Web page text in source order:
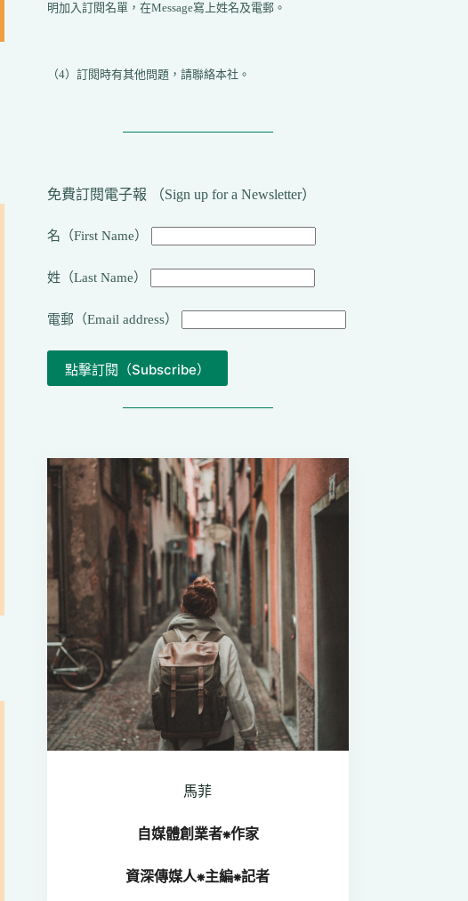
明加入訂閱名單，在Message寫上姓名及電郵。
（4）訂閱時有其他問題，請聯絡本社。
免費訂閱電子報 （Sign up for a Newsletter）
名（First Name）
姓（Last Name）
電郵（Email address）
馬菲
自媒體創業者⁕作家
資深傳媒人⁕主編⁕記者